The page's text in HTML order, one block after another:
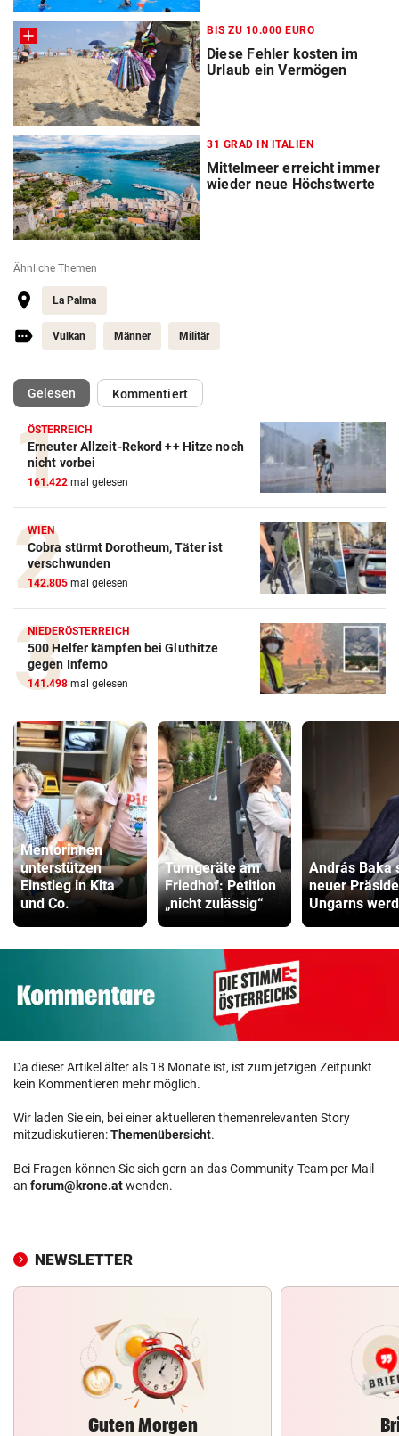
BIS ZU 10.000 EURO
Diese Fehler kosten im
Urlaub ein Vermögen
31 GRAD IN ITALIEN
Mittelmeer erreicht immer
wieder neue Höchstwerte
Ähnliche Themen
La Palma
Vulkan Männer Militär
Gelesen(ausgewählt)Kommentiert
ÖSTERREICH
Erneuter Allzeit-Rekord ++ Hitze noch
nicht vorbei
161.422 mal gelesen
WIEN
Cobra stürmt Dorotheum, Täter ist
verschwunden
142.805 mal gelesen
NIEDERÖSTERREICH
500 Helfer kämpfen bei Gluthitze
gegen Inferno
141.498 mal gelesen
Mentorinnen
unterstützen
Einstieg in Kita
und Co.
Turngeräte am
Friedhof: Petition
„nicht zulässig“
András Baka
neuer
Ungarns
Da dieser Artikel älter als 18 Monate ist, ist zum jetzigen Zeitpunkt
kein Kommentieren mehr möglich.
Wir laden Sie ein, bei einer aktuelleren themenrelevanten Story
mitzudiskutieren:Themenübersicht.
Bei Fragen können Sie sich gern an das Community-Team per Mail
an forum@krone.atwenden.
NEWSLETTER
Guten Morgen